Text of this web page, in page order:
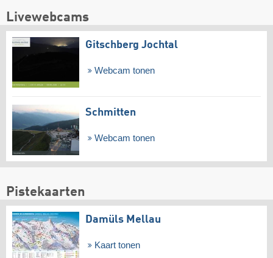
Livewebcams
Gitschberg Jochtal
Webcam tonen
Schmitten
Webcam tonen
Pistekaarten
Damüls Mellau
Kaart tonen